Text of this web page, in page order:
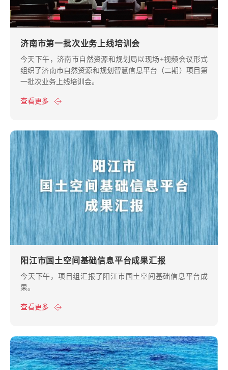
济南市第一批次业务上线培训会
今天下午，济南市自然资源和规划局以现场+视频会议形式
组织了济南市自然资源和规划智慧信息平台（二期）项目第
一批次业务上线培训会。
查看更多
阳江市国土空间基础信息平台成果汇报
今天下午，项目组汇报了阳江市国土空间基础信息平台成
果。
查看更多